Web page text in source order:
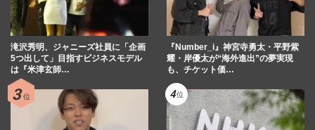
滝沢秀明、ジャニーズ社員に「企画
5つ出して」目指すビジネスモデル
は『米津玄師…
『Number_i』神宮寺勇太・平野紫
耀・岸優太が“海外進出”の夢実現
も、チケット価…